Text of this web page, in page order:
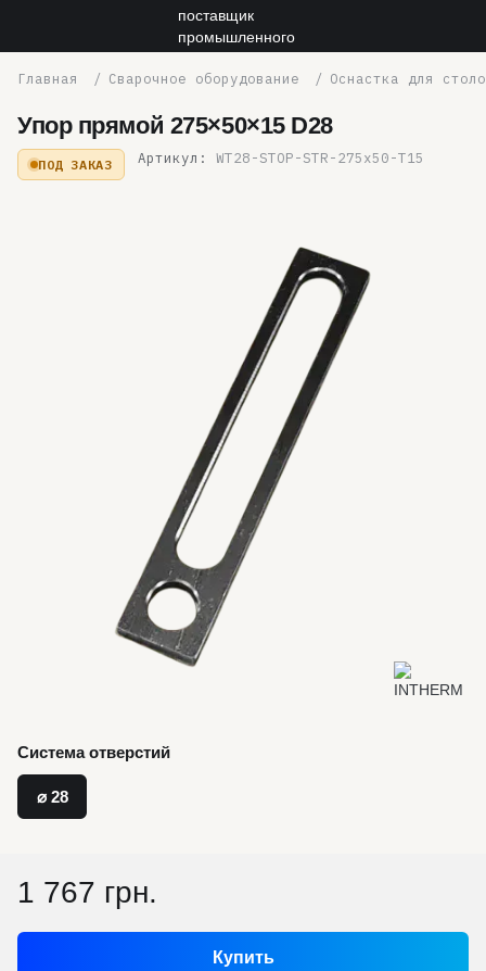
Сварочное оборудование Оснастка для
Упор прямой 275×50×15 D28
ПОД ЗАКАЗ Артикул: WT28-STOP-STR-275x50-T15
Система отверстий
⌀ 28
1 767 грн.
Купить